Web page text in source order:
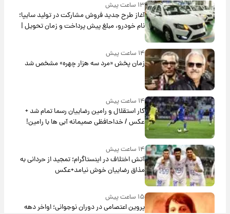
۱۳ ساعت پیش
آغاز طرح جدید فروش مشارکت در تولید سایپا؛
نام خودرو، مبلغ پیش پرداخت و زمان تحویل |
سود مشارکت چند درصد است؟
۱۴ ساعت پیش
زمان پخش «مرد سه هزار چهره» مشخص شد
۱۴ ساعت پیش
کار استقلال و رامین رضاییان رسما تمام شد +
عکس / خداحافظی صمیمانه آبی ها با رامین!
۱۴ ساعت پیش
آتش اختلاف در اینستاگرام؛ تمجید از حردانی به
مذاق رضاییان خوش نیامد+عکس
۱۵ ساعت پیش
پروین اعتصامی در دوران نوجوانی؛ اواخر دهه